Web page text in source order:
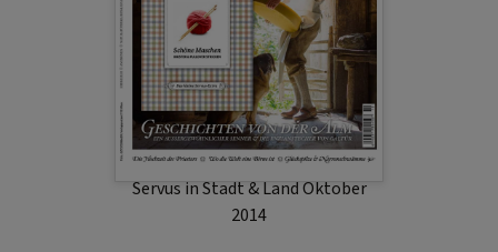
Servus in Stadt & Land Oktober
2014